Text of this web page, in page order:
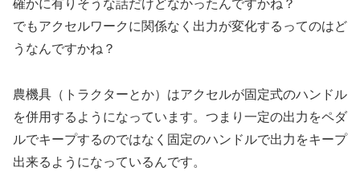
でもアクセルワークに関係なく出力が変化するってのはど
うなんですかね？
農機具（トラクターとか）はアクセルが固定式のハンドル
を併用するようになっています。つまり一定の出力をペダ
ルでキープするのではなく固定のハンドルで出力をキープ
出来るようになっているんです。